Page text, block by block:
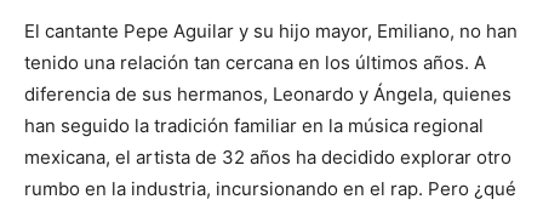
El cantante Pepe Aguilar y su hijo mayor, Emiliano, no han
tenido una relación tan cercana en los últimos años. A
diferencia de sus hermanos, Leonardo y Ángela, quienes
han seguido la tradición familiar en la música regional
mexicana, el artista de 32 años ha decidido explorar otro
rumbo en la industria, incursionando en el rap. Pero ¿qué